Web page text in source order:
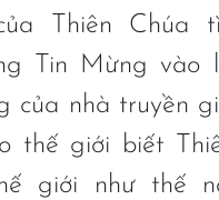
Thiên Chúa
Tin Mừng vào
của nhà truyền
thế giới biết
giới như thế